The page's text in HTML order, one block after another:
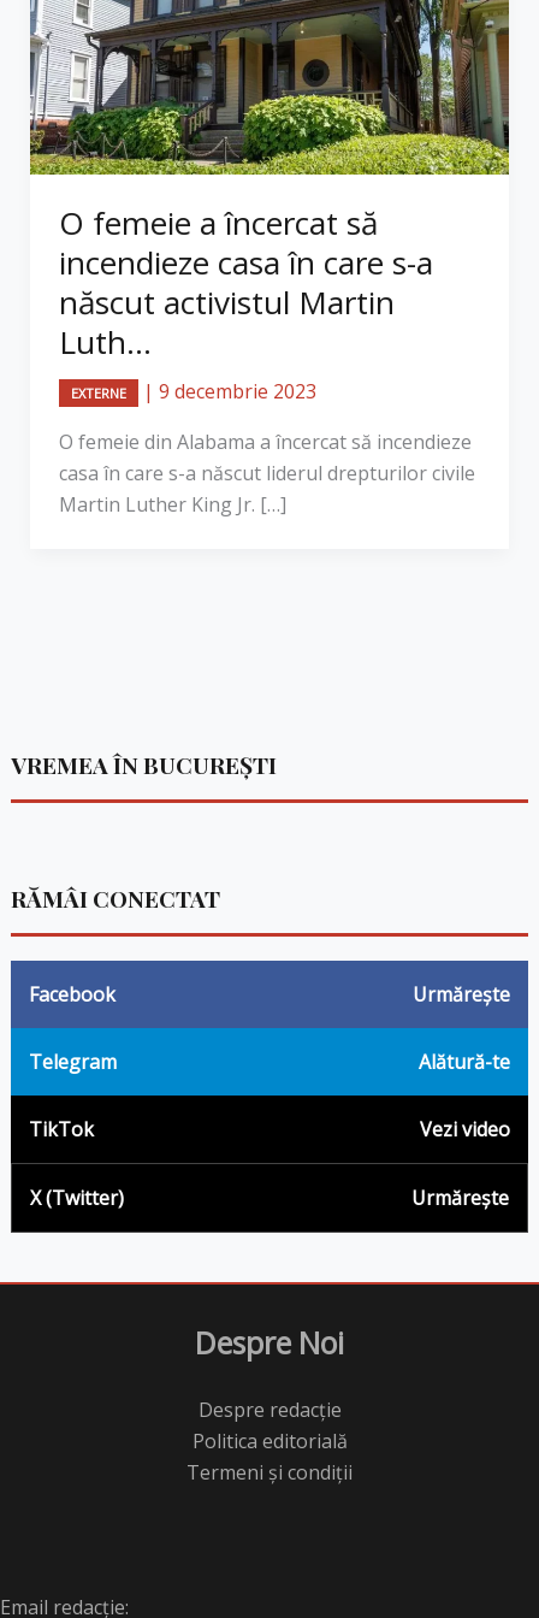
O femeie a încercat să
incendieze casa în care s-a
născut activistul Martin
Luth...
EXTERNE | 9 decembrie 2023
O femeie din Alabama a încercat să incendieze
casa în care s-a născut liderul drepturilor civile
Martin Luther King Jr. […]
VREMEA ÎN BUCUREȘTI
RĂMÂI CONECTAT
Facebook Urmărește
Telegram Alătură-te
TikTok Vezi video
X (Twitter) Urmărește
Despre Noi
Despre redacție
Politica editorială
Termeni și condiții
Email redacție: